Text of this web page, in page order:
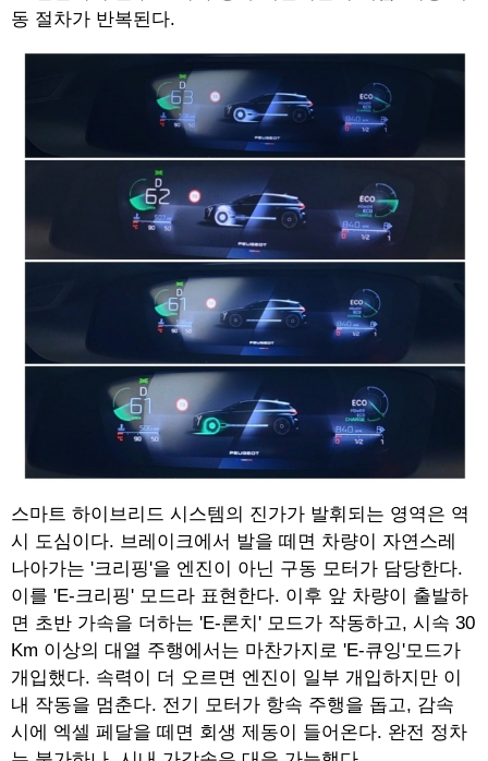
동 절차가 반복된다.
스마트 하이브리드 시스템의 진가가 발휘되는 영역은 역
시 도심이다. 브레이크에서 발을 떼면 차량이 자연스레
나아가는 '크리핑'을 엔진이 아닌 구동 모터가 담당한다.
이를 'E-크리핑' 모드라 표현한다. 이후 앞 차량이 출발하
면 초반 가속을 더하는 'E-론치' 모드가 작동하고, 시속 30
Km 이상의 대열 주행에서는 마찬가지로 'E-큐잉'모드가
개입했다. 속력이 더 오르면 엔진이 일부 개입하지만 이
내 작동을 멈춘다. 전기 모터가 항속 주행을 돕고, 감속
시에 엑셀 페달을 떼면 회생 제동이 들어온다. 완전 정차